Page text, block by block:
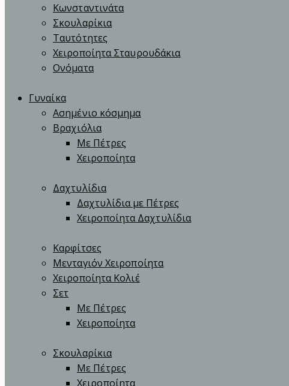
Κωνσταντινάτα
Σκουλαρίκια
Ταυτότητες
Χειροποίητα Σταυρουδάκια
Ονόματα
Γυναίκα
Ασημένιο κόσμημα
Βραχιόλια
Με Πέτρες
Χειροποίητα
Δαχτυλίδια
Δαχτυλίδια με Πέτρες
Χειροποίητα Δαχτυλίδια
Καρφίτσες
Μενταγιόν Χειροποίητα
Χειροποίητα Κολιέ
Σετ
Με Πέτρες
Χειροποίητα
Σκουλαρίκια
Με Πέτρες
Χειροποίητα